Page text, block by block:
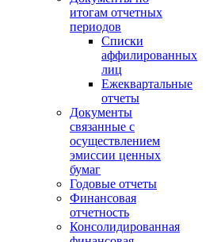
итогам отчетных
периодов
Списки
аффилированных
лиц
Ежеквартальные
отчеты
Документы
связанные с
осуществлением
эмиссии ценных
бумаг
Годовые отчеты
Финансовая
отчетность
Консолидированная